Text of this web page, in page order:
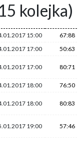
kolejka)
15:00
67:88
17:00
50:63
17:00 80:71
18:00
76:50
18:00 80:83
19:00 57:46